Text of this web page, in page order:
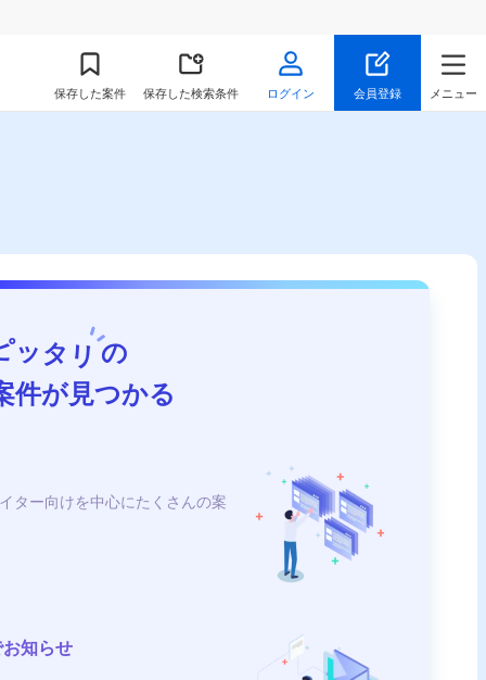
保存した案件 保存した検索条件 ログイン 会員登録 メニュー
ッタリの
件が見つかる
ター向けを中心にたくさんの案
知らせ